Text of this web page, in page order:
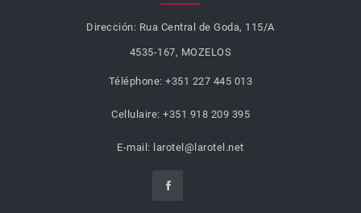
Dirección: Rua Central de Goda, 115/A
4535-167, MOZELOS
Téléphone: +351 227 445 013
Cellulaire: +351 918 209 395
E-mail: larotel@larotel.net